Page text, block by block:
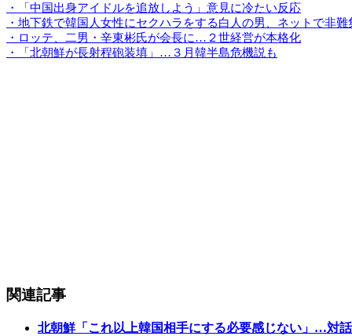
・「中国出身アイドルを追放しよう」意見に冷たい反応
・地下鉄で韓国人女性にセクハラをする白人の男、ネットで非難
・ロッテ、二男・辛東彬氏が会長に…２世経営が本格化
・「北朝鮮が長射程砲装填」…３月韓半島危機説も
関連記事
北朝鮮「これ以上韓国相手にする必要感じない」…対